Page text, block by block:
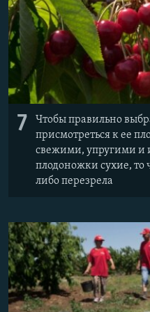
7
Чтобы правильно
присмотреться к ее
свежими, упругими и
плодоножки сухие, то
либо перезрела